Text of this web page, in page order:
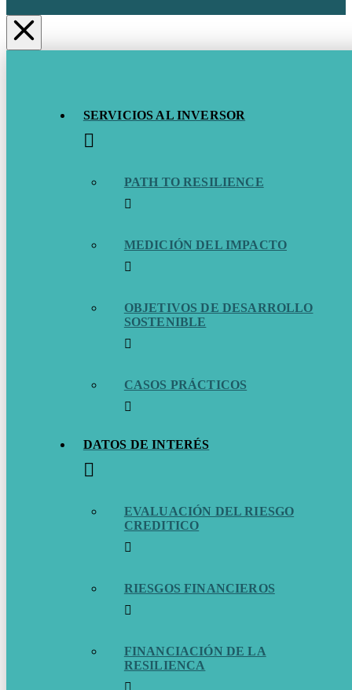
SERVICIOS AL INVERSOR
PATH TO RESILIENCE
MEDICIÓN DEL IMPACTO
OBJETIVOS DE DESARROLLO
SOSTENIBLE
CASOS PRÁCTICOS
DATOS DE INTERÉS
EVALUACIÓN DEL RIESGO
CREDITICO
RIESGOS FINANCIEROS
FINANCIACIÓN DE LA
RESILIENCA